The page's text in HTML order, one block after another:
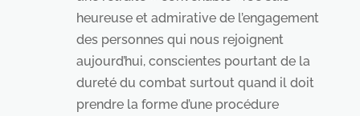
heureuse et admirative de l’engagement
des personnes qui nous rejoignent
aujourd’hui, conscientes pourtant de la
dureté du combat surtout quand il doit
prendre la forme d’une procédure